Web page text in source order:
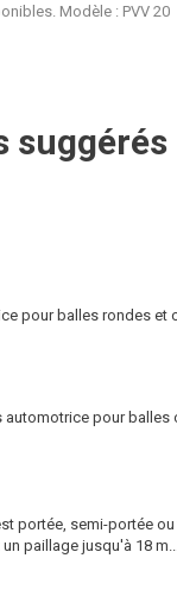
Modèle : PVV 20
suggérés
pour balles rondes et
automotrice pour balles
portée, semi-portée
paillage jusqu'à 18 m...